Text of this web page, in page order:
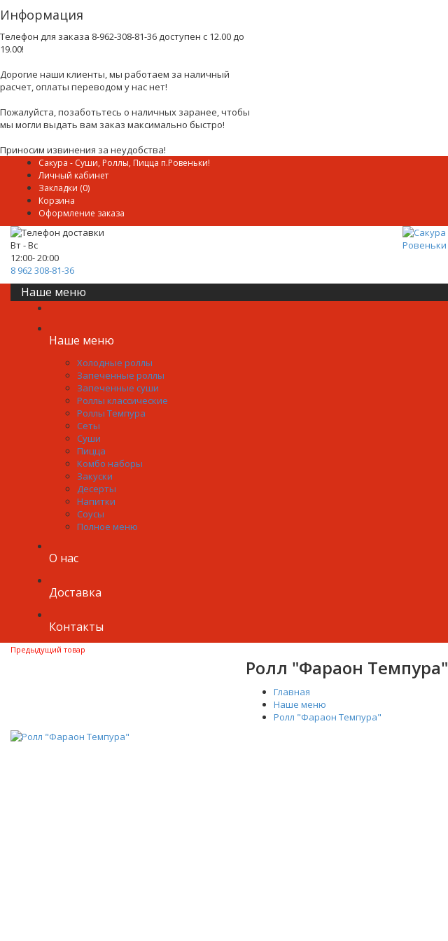
Информация
Телефон для заказа 8-962-308-81-36 доступен с 12.00 до
19.00!
Дорогие наши клиенты, мы работаем за наличный
расчет, оплаты переводом у нас нет!
Пожалуйста, позаботьтесь о наличных заранее, чтобы
мы могли выдать вам заказ максимально быстро!
Приносим извинения за неудобства!
Сакура - Суши, Роллы, Пицца п.Ровеньки!
Личный кабинет
Закладки (0)
Корзина
Оформление заказа
Вт - Вс
12:00- 20:00
8 962 308-81-36
Наше меню
Наше меню
Холодные роллы
Запеченные роллы
Запеченные суши
Роллы классические
Роллы Темпура
Сеты
Суши
Пицца
Комбо наборы
Закуски
Десерты
Напитки
Соусы
Полное меню
О нас
Доставка
Контакты
Предыдущий товар
Ролл "Фараон Темпура"
Главная
Наше меню
Ролл "Фараон Темпура"